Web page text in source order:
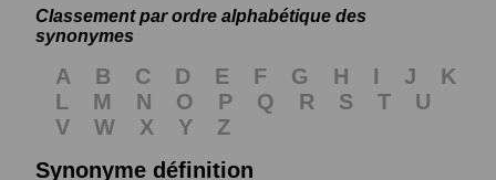
Classement par ordre alphabétique des
synonymes
A B C D E F G H I J
K
L
M N O P Q R S T
U
V
W X Y
Z
Synonyme définition